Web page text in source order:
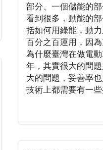
部分、一個儲能的
看到很多，動能的
括如何用綠能，動
百分之百運用，因
為什麼臺灣在做電
年，其實很大的問
大的問題，妥善率
技術上都需要有一些